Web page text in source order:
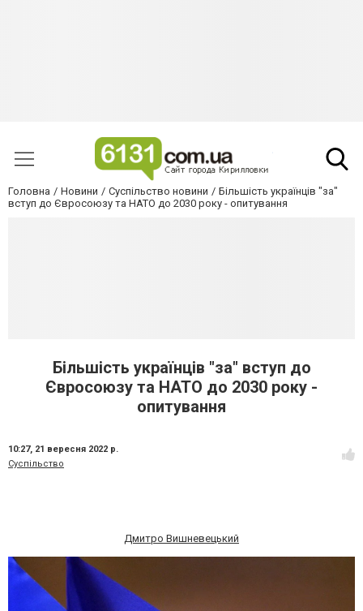
Головна Новини Суспільство новини
Більшість українців "за"
вступ до Євросоюзу та НАТО до 2030 року - опитування
Більшість українців "за" вступ до
Євросоюзу та НАТО до 2030 року -
опитування
10:27, 21 вересня 2022 р.
Суспільство
Дмитро Вишневецький